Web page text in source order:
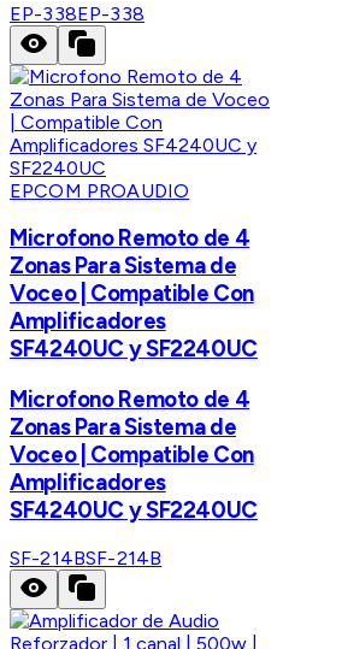
EP-338EP-338
EPCOM PROAUDIO
Microfono Remoto de 4
Zonas Para Sistema de
Voceo | Compatible Con
Amplificadores
SF4240UC y SF2240UC
Microfono Remoto de 4
Zonas Para Sistema de
Voceo | Compatible Con
Amplificadores
SF4240UC y SF2240UC
SF-214BSF-214B